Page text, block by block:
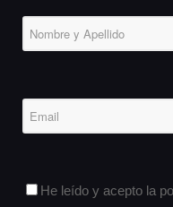
He leído y acepto la